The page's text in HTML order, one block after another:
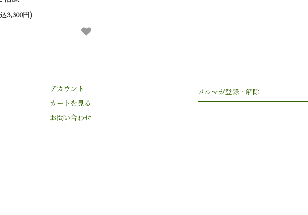
3,300円)
メルマガ登録・解除
アカウント
カートを見る
お問い合わせ